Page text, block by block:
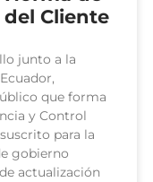
Cliente
junto a la
que forma
y Control
para la
gobierno
actualización